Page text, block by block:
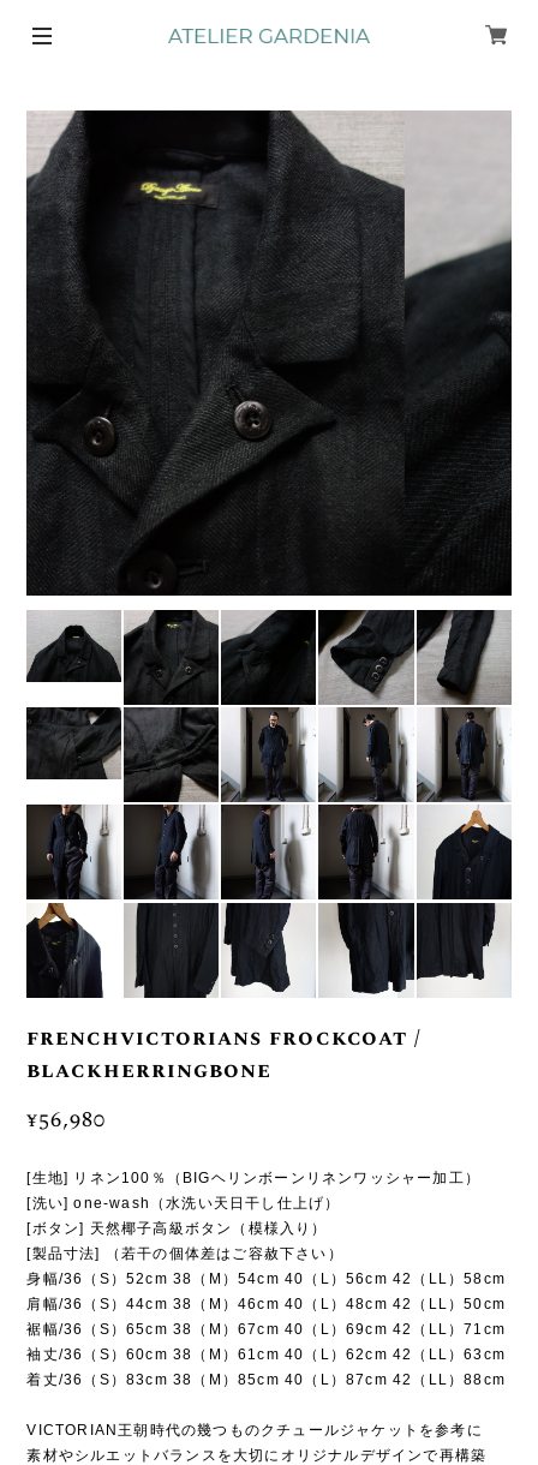
frenchvictorians frockcoat /
blackherringbone
¥56,980
[生地] リネン100％（BIGヘリンボーンリネンワッシャー加工）
[洗い] one-wash（水洗い天日干し仕上げ）
[ボタン] 天然椰子高級ボタン（模様入り）
[製品寸法] （若干の個体差はご容赦下さい）
身幅/36（S）52cm 38（M）54cm 40（L）56cm 42（LL）58cm
肩幅/36（S）44cm 38（M）46cm 40（L）48cm 42（LL）50cm
裾幅/36（S）65cm 38（M）67cm 40（L）69cm 42（LL）71cm
袖丈/36（S）60cm 38（M）61cm 40（L）62cm 42（LL）63cm
着丈/36（S）83cm 38（M）85cm 40（L）87cm 42（LL）88cm
VICTORIAN王朝時代の幾つものクチュールジャケットを参考に
素材やシルエットバランスを大切にオリジナルデザインで再構築